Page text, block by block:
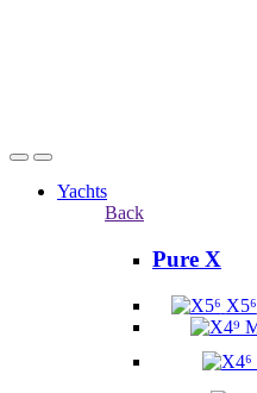
Yachts
Back
Pure X
X5⁶